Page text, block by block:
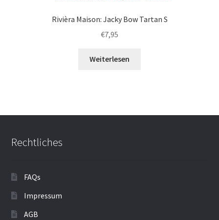
Rivièra Maison: Jacky Bow Tartan S
€7,95
Weiterlesen
Rechtliches
FAQs
Impressum
AGB